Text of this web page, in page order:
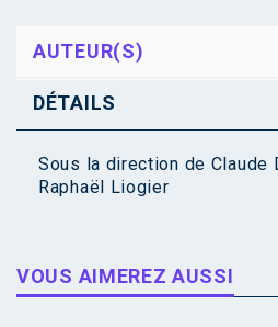
AUTEUR(S)
DÉTAILS
Sous la direction de Claude
Raphaël Liogier
VOUS AIMEREZ AUSSI